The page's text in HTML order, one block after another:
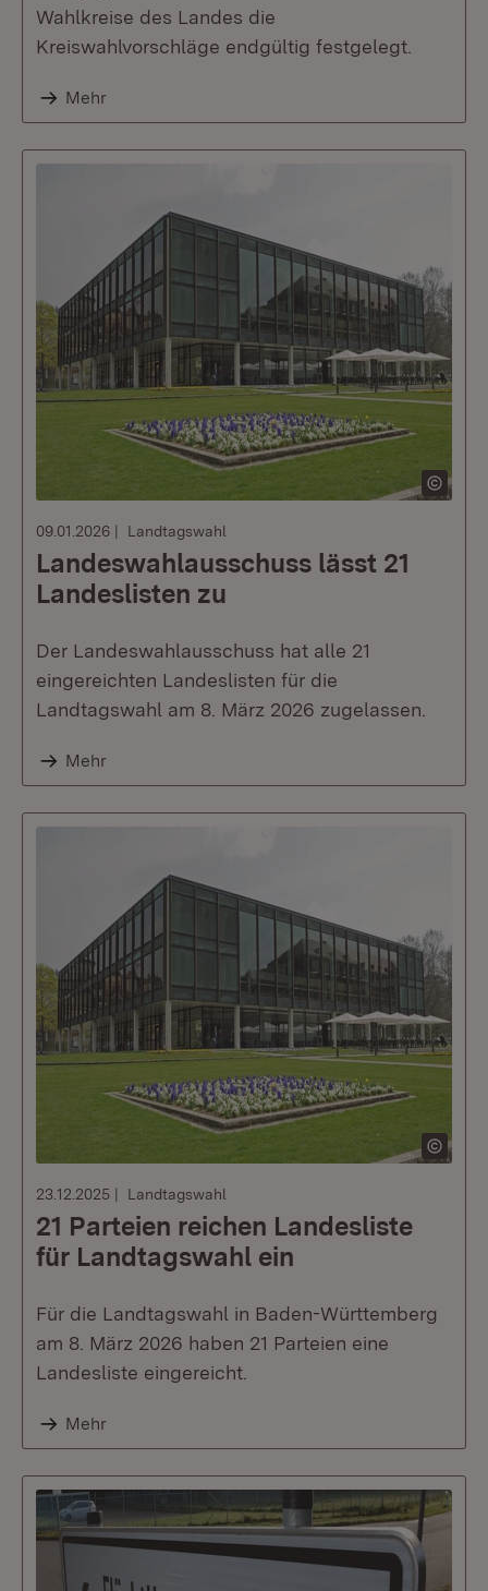
Wahlkreise des Landes die
Kreiswahlvorschläge endgültig festgelegt.
Mehr
09.01.2026 Landtagswahl
Landeswahlausschuss lässt 21
Landeslisten zu
Der Landeswahlausschuss hat alle 21
eingereichten Landeslisten für die
Landtagswahl am 8. März 2026 zugelassen.
Mehr
23.12.2025 Landtagswahl
21 Parteien reichen Landesliste
für Landtagswahl ein
Für die Landtagswahl in Baden-Württemberg
am 8. März 2026 haben 21 Parteien eine
Landesliste eingereicht.
Mehr